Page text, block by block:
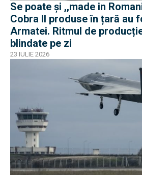
Se poate și ,,made in
Cobra II produse în țară au
Armatei. Ritmul de
blindate pe zi
23 IULIE 2026